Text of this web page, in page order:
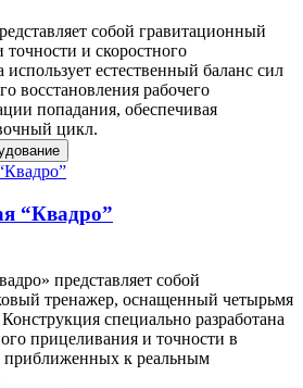
собой гравитационный
точности и скоростного
естественный баланс сил
восстановления рабочего
попадания, обеспечивая
цикл.
“Квадро”
представляет собой
тренажер, оснащенный четырьмя
специально разработана
прицеливания и точности в
приближенных к реальным